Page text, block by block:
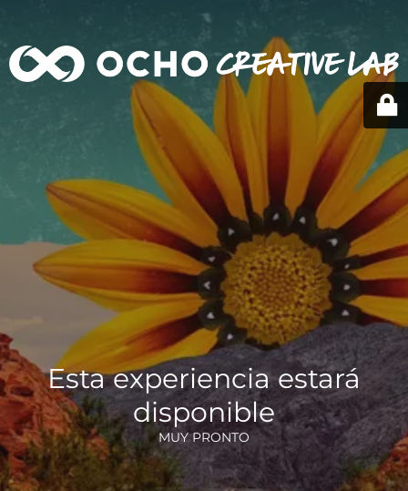
Esta experiencia estará
disponible
MUY PRONTO